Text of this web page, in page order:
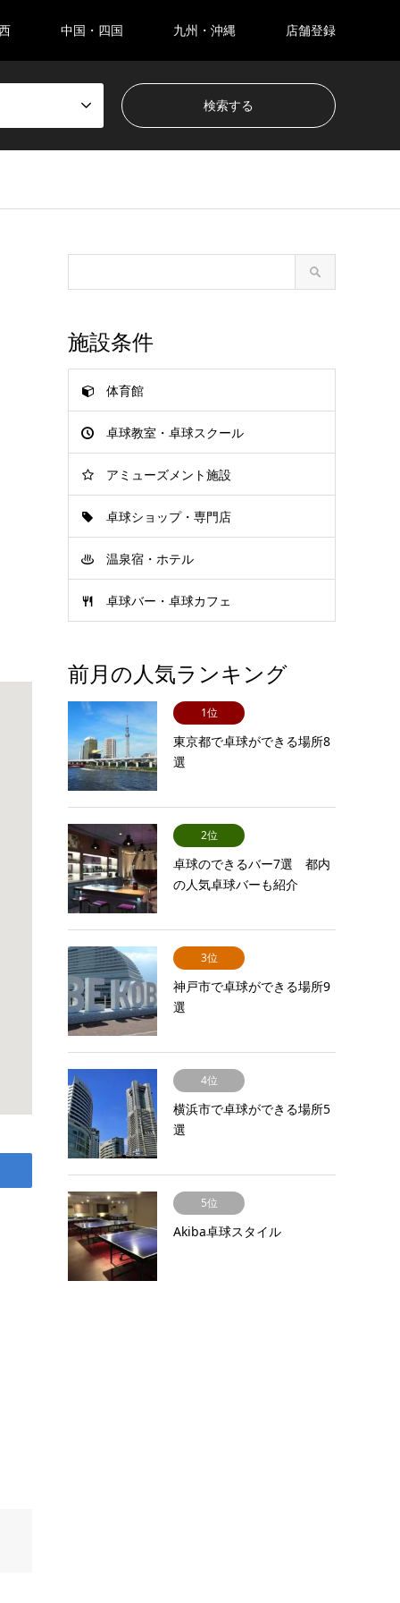
中国・四国 九州・沖縄 店舗登録
施設条件
体育館
卓球教室・卓球スクール
アミューズメント施設
卓球ショップ・専門店
温泉宿・ホテル
卓球バー・卓球カフェ
前月の人気ランキング
1位
東京都で卓球ができる場所8
選
2位
卓球のできるバー7選 都内
の人気卓球バーも紹介
3位
神戸市で卓球ができる場所9
選
4位
横浜市で卓球ができる場所5
選
5位
Akiba卓球スタイル